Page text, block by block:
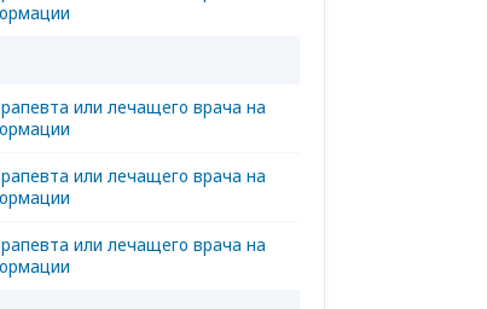
или лечащего врача на
или лечащего врача на
или лечащего врача на